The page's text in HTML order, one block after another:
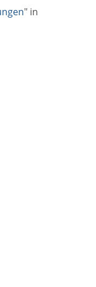
" in